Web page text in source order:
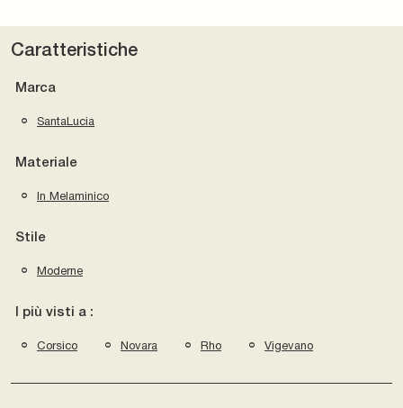
Caratteristiche
Marca
SantaLucia
Materiale
In Melaminico
Stile
Moderne
I più visti a :
Corsico Novara Rho Vigevano